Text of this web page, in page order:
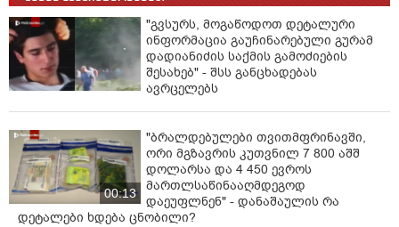
"გვსურს, მოგაწოდოთ დეტალური
ინფორმაცია გაუჩინარებული გურამ
დადიანიძის საქმის გამოძიების
შესახებ" - შსს განცხადებას
ავრცელებს
00:13
"ბრალდებულები თვითმფრინავში,
ორი მგზავრის კუთვნილ 7 800 აშშ
დოლარსა და 4 450 ევროს
მართლსაწინააღმდეგოდ
დაეუფლნენ" - დანაშაულის რა
დეტალები ხდება ცნობილი?